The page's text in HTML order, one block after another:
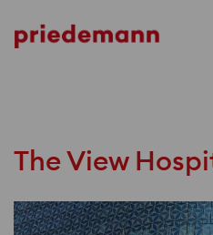
Prev
The View